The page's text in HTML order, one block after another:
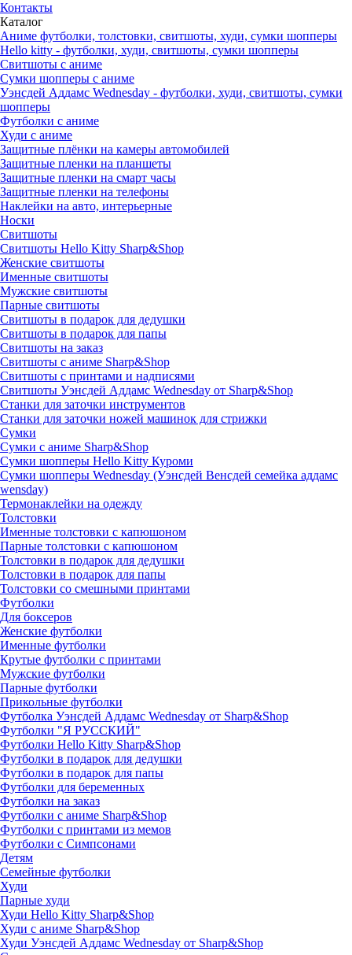
Контакты
Каталог
Аниме футболки, толстовки, свитшоты, худи, сумки шопперы
Hello kitty - футболки, худи, свитшоты, сумки шопперы
Свитшоты с аниме
Сумки шопперы с аниме
Уэнсдей Аддамс Wednesday - футболки, худи, свитшоты, сумки
шопперы
Футболки с аниме
Худи с аниме
Защитные плёнки на камеры автомобилей
Защитные пленки на планшеты
Защитные пленки на смарт часы
Защитные пленки на телефоны
Наклейки на авто, интерьерные
Носки
Свитшоты
Cвитшоты Hello Kitty Sharp&Shop
Женские свитшоты
Именные свитшоты
Мужские свитшоты
Парные свитшоты
Свитшоты в подарок для дедушки
Свитшоты в подарок для папы
Свитшоты на заказ
Свитшоты с аниме Sharp&Shop
Свитшоты с принтами и надписями
Свитшоты Уэнсдей Аддамс Wednesday от Sharp&Shop
Станки для заточки инструментов
Станки для заточки ножей машинок для стрижки
Сумки
Сумки с аниме Sharp&Shop
Сумки шопперы Hello Kitty Куроми
Сумки шопперы Wednesday (Уэнсдей Венсдей семейка аддамс
wensday)
Термонаклейки на одежду
Толстовки
Именные толстовки с капюшоном
Парные толстовки с капюшоном
Толстовки в подарок для дедушки
Толстовки в подарок для папы
Толстовки со смешными принтами
Футболки
Для боксеров
Женские футболки
Именные футболки
Крутые футболки с принтами
Мужские футболки
Парные футболки
Прикольные футболки
Футболка Уэнсдей Аддамс Wednesday от Sharp&Shop
Футболки "Я РУССКИЙ"
Футболки Hello Kitty Sharp&Shop
Футболки в подарок для дедушки
Футболки в подарок для папы
Футболки для беременных
Футболки на заказ
Футболки с аниме Sharp&Shop
Футболки с принтами из мемов
Футболки с Симпсонами
Детям
Семейные футболки
Худи
Парные худи
Худи Hello Kitty Sharp&Shop
Худи с аниме Sharp&Shop
Худи Уэнсдей Аддамс Wednesday от Sharp&Shop